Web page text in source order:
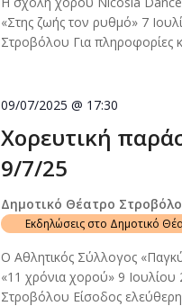
«Στης ζωής τον ρυθμό» 7
Στροβόλου Για πληροφορίες
Χορευτική
9/7/25
09/07/2025 @ 17:30
Δημοτικό Θέατρο
Εκδηλώσεις στο Δημοτικό
Ο Αθλητικός Σύλλογος
«11 χρόνια χορού» 9
Στροβόλου Είσοδος ελεύθερη